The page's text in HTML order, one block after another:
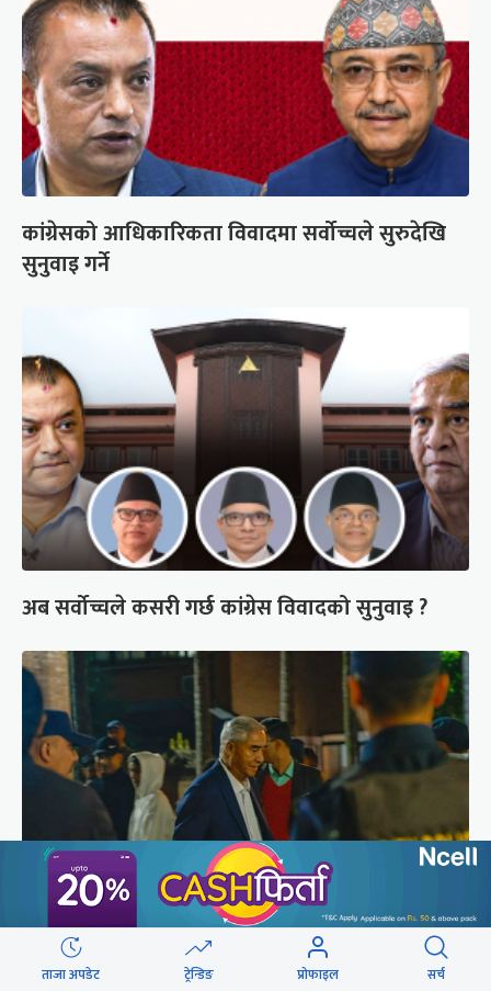
कांग्रेसको आधिकारिकता विवादमा सर्वोच्चले सुरुदेखि
सुनुवाइ गर्ने
अब सर्वोच्चले कसरी गर्छ कांग्रेस विवादको सुनुवाइ ?
शेरबहादुर देउवा साउन २६ गते स्वदेश फर्किने
ताजा अपडेट ट्रेन्डिङ प्रोफाइल सर्च